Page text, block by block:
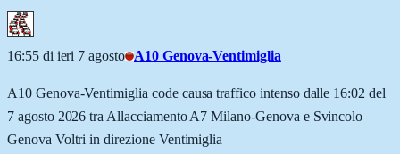
16:55 di ieri 7 agosto A10 Genova-Ventimiglia
A10 Genova-Ventimiglia code causa traffico intenso dalle 16:02 del
7 agosto 2026 tra Allacciamento A7 Milano-Genova e Svincolo
Genova Voltri in direzione Ventimiglia